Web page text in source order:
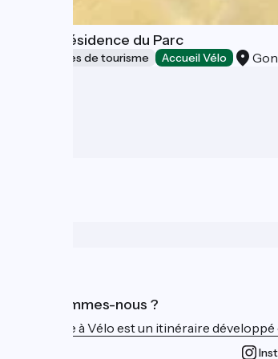
Goélia Résidence du Parc
Résidences de tourisme Accueil Vélo
Qui sommes-nous ?
La Seine à Vélo est un itinéraire